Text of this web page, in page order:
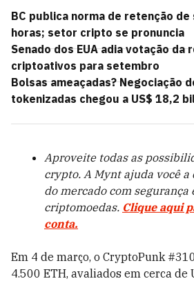
BC publica norma de retenção
horas; setor cripto se pronuncia
Senado dos EUA adia votação da
criptoativos para setembro
Bolsas ameaçadas? Negociação
tokenizadas chegou a US$ 18,2
Aproveite todas as
crypto. A Mynt ajuda você
do mercado com
criptomoedas. Clique aqui
conta.
Em 4 de março, o CryptoPunk
4.500 ETH, avaliados em cerca de